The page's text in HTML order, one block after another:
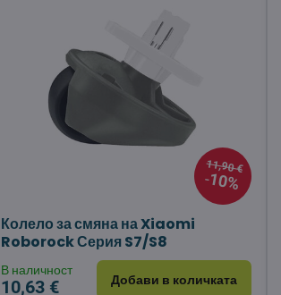
11,90 €
10%
Колело за смяна на Xiaomi
Roborock Серия S7/S8
В наличност
10,63 € Добави в количката